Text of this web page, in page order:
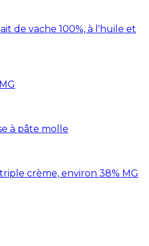
de vache 100%, à l'huile et
à pâte molle
crème, environ 38% MG